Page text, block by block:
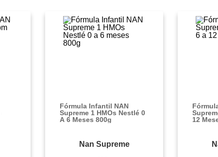
Fórmula Infantil NAN
Supreme 1 HMOs Nestlé 0
A 6 Meses 800g
Nan Supreme
12